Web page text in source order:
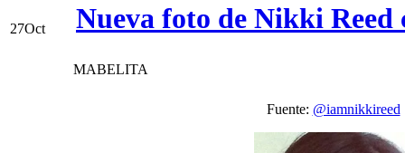
27Oct Nueva foto de Nikki Reed
MABELITA
Fuente: @iamnikkireed